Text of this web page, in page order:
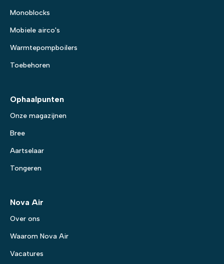
Monoblocks
Mobiele airco's
Warmtepompboilers
Toebehoren
Ophaalpunten
Onze magazijnen
Bree
Aartselaar
Tongeren
Nova Air
Over ons
Waarom Nova Air
Vacatures